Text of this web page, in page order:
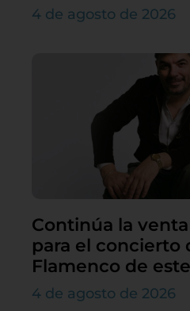
4 de agosto de 2026
Continúa la
para el concierto
Flamenco de
4 de agosto de 2026